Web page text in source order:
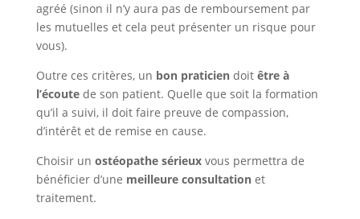
agréé (sinon il n’y aura pas de remboursement par
les mutuelles et cela peut présenter un risque pour
vous).
Outre ces critères, un bon praticien doit être à
l’écoutede son patient. Quelle que soit la formation
qu’il a suivi, il doit faire preuve de compassion,
d’intérêt et de remise en cause.
Choisir un ostéopathe sérieuxvous permettra de
bénéficier d’une meilleure consultationet
traitement.